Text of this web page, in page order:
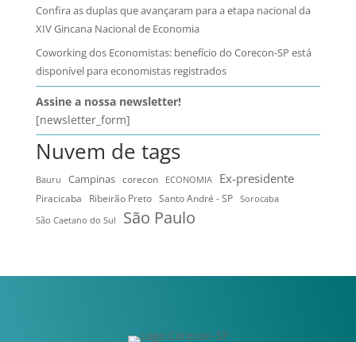
Confira as duplas que avançaram para a etapa nacional da
XIV Gincana Nacional de Economia
Coworking dos Economistas: benefício do Corecon-SP está
disponível para economistas registrados
Assine a nossa newsletter!
[newsletter_form]
Nuvem de tags
Bauru Campinas corecon ECONOMIA Ex-presidente
Piracicaba Ribeirão Preto Santo André - SP
Sorocaba
São Caetano do Sul
São Paulo